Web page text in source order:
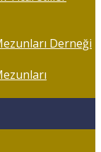
Derneği